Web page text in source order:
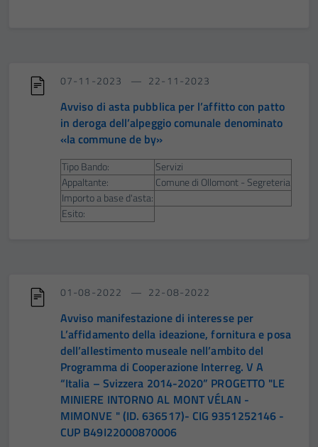
07-11-2023 22-11-2023
Avviso di asta pubblica per l’affitto con patto
in deroga dell’alpeggio comunale denominato
«la commune de by»
Tipo Bando:
Servizi
Appaltante:
Comune di Ollomont - Segreteria
Importo a base d'asta:
Esito:
01-08-2022 22-08-2022
Avviso manifestazione di interesse per
L’affidamento della ideazione, fornitura e posa
dell’allestimento museale nell’ambito del
Programma di Cooperazione Interreg. V A
“Italia – Svizzera 2014-2020” PROGETTO "LE
MINIERE INTORNO AL MONT VÉLAN -
MIMONVE " (ID. 636517)- CIG 9351252146 -
CUP B49I22000870006